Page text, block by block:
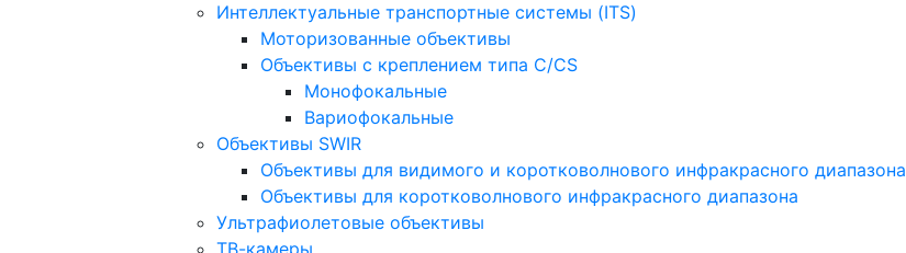
Интеллектуальные транспортные системы (ITS)
Моторизованные объективы
Объективы с креплением типа C/CS
Монофокальные
Вариофокальные
Объективы SWIR
Объективы для видимого и коротковолнового инфракрасного диапазона
Объективы для коротковолнового инфракрасного диапазона
Ультрафиолетовые объективы
ТВ-камеры